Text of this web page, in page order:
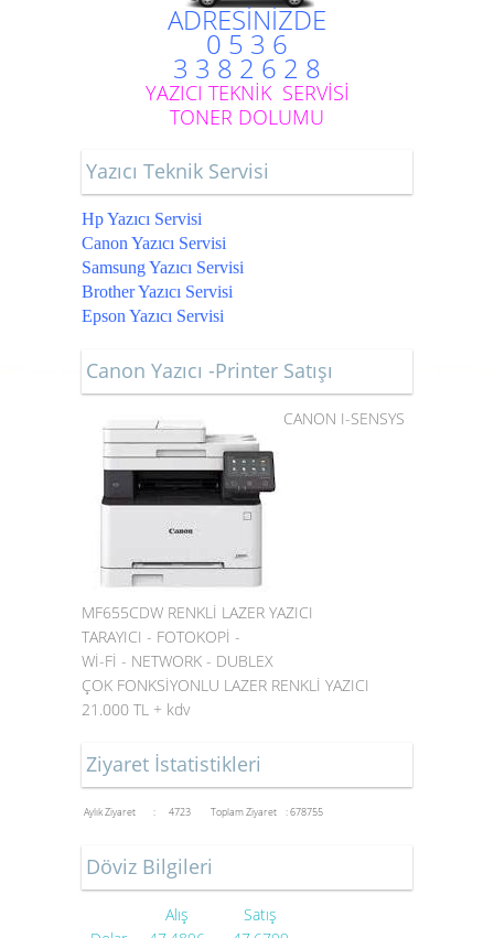
ADRESİNİZDE
0 5 3 6
3 3 8 2 6 2 8
YAZICI TEKNİK SERVİSİ
TONER DOLUMU
Yazıcı Teknik Servisi
Hp Yazıcı Servisi
Canon Yazıcı Servisi
Samsung Yazıcı Servisi
Brother Yazıcı Servisi
Epson Yazıcı Servisi
Canon Yazıcı -Printer Satışı
CANON I-SENSYS
MF655CDW RENKLİ LAZER YAZICI
TARAYICI - FOTOKOPİ -
Wİ-Fİ - NETWORK - DUBLEX
ÇOK FONKSİYONLU LAZER RENKLİ YAZICI
21.000 TL + kdv
Ziyaret İstatistikleri
Aylık Ziyaret : 4723 Toplam Ziyaret : 678755
Döviz Bilgileri
Alış
Satış